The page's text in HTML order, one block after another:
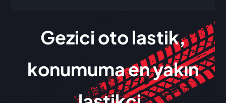
Gezici oto lastik,
konumuma en yakın